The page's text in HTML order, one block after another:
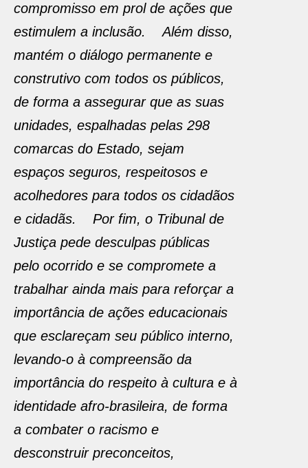
compromisso em prol de ações que
estimulem a inclusão. Além disso,
mantém o diálogo permanente e
construtivo com todos os públicos,
de forma a assegurar que as suas
unidades, espalhadas pelas 298
comarcas do Estado, sejam
espaços seguros, respeitosos e
acolhedores para todos os cidadãos
e cidadãs. Por fim, o Tribunal de
Justiça pede desculpas públicas
pelo ocorrido e se compromete a
trabalhar ainda mais para reforçar a
importância de ações educacionais
que esclareçam seu público interno,
levando-o à compreensão da
importância do respeito à cultura e à
identidade afro-brasileira, de forma
a combater o racismo e
desconstruir preconceitos,